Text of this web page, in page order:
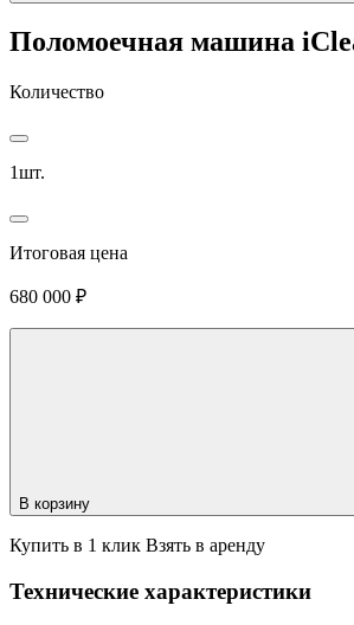
Поломоечная машина
Количество
1шт.
Итоговая цена
680 000 ₽
В корзину
Купить в 1 клик Взять в аренду
Технические характеристики